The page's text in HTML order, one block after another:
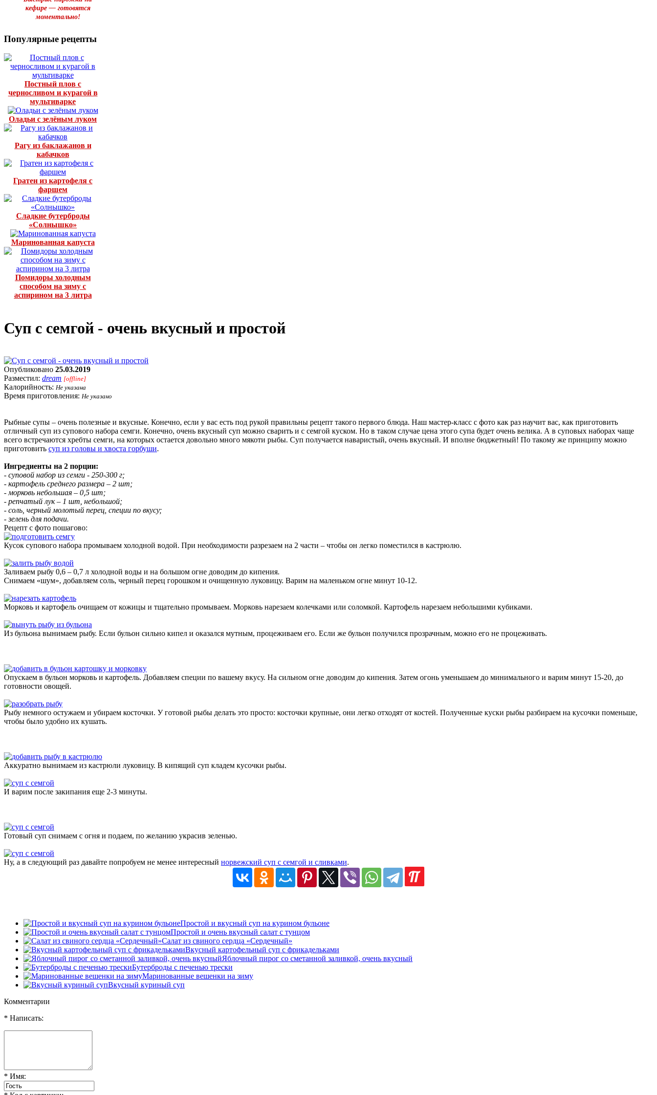
кефире — готовятся
моментально!
Популярные рецепты
Постный плов с
черносливом и курагой в
мультиварке
Оладьи с зелёным луком
Рагу из баклажанов и
кабачков
Гратен из картофеля с
фаршем
Сладкие бутерброды
«Солнышко»
Маринованная капуста
Помидоры холодным
способом на зиму с
аспирином на 3 литра
Суп с семгой - очень вкусный и простой
Опубликовано 25.03.2019
Разместил: dream [offline]
Калорийность: Не указана
Время приготовления: Не указано
Рыбные супы – очень полезные и вкусные. Конечно, если у вас есть под рукой правильны рецепт такого первого блюда. Наш мастер-класс с фото как раз научит вас, как приготовить
отличный суп из супового набора семги. Конечно, очень вкусный суп можно сварить и с семгой куском. Но в таком случае цена этого супа будет очень велика. А в суповых наборах чаще
всего встречаются хребты семги, на которых остается довольно много мякоти рыбы. Суп получается наваристый, очень вкусный. И вполне бюджетный! По такому же принципу можно
приготовить суп из головы и хвоста горбуши.
Ингредиенты на 2 порции:
- суповой набор из семги - 250-300 г;
- картофель среднего размера – 2 шт;
- морковь небольшая – 0,5 шт;
- репчатый лук – 1 шт, небольшой;
- соль, черный молотый перец, специи по вкусу;
- зелень для подачи.
Рецепт с фото пошагово:
Кусок супового набора промываем холодной водой. При необходимости разрезаем на 2 части – чтобы он легко поместился в кастрюлю.
Заливаем рыбу 0,6 – 0,7 л холодной воды и на большом огне доводим до кипения.
Снимаем «шум», добавляем соль, черный перец горошком и очищенную луковицу. Варим на маленьком огне минут 10-12.
Морковь и картофель очищаем от кожицы и тщательно промываем. Морковь нарезаем колечками или соломкой. Картофель нарезаем небольшими кубиками.
Из бульона вынимаем рыбу. Если бульон сильно кипел и оказался мутным, процеживаем его. Если же бульон получился прозрачным, можно его не процеживать.
Опускаем в бульон морковь и картофель. Добавляем специи по вашему вкусу. На сильном огне доводим до кипения. Затем огонь уменьшаем до минимального и варим минут 15-20, до
готовности овощей.
Рыбу немного остужаем и убираем косточки. У готовой рыбы делать это просто: косточки крупные, они легко отходят от костей. Полученные куски рыбы разбираем на кусочки поменьше,
чтобы было удобно их кушать.
Аккуратно вынимаем из кастрюли луковицу. В кипящий суп кладем кусочки рыбы.
И варим после закипания еще 2-3 минуты.
Готовый суп снимаем с огня и подаем, по желанию украсив зеленью.
Ну, а в следующий раз давайте попробуем не менее интересный норвежский суп с семгой и сливками.
Простой и вкусный суп на курином бульоне
Простой и очень вкусный салат с тунцом
Салат из свиного сердца «Сердечный»
Вкусный картофельный суп с фрикадельками
Яблочный пирог со сметанной заливкой, очень вкусный
Бутерброды с печенью трески
Маринованные вешенки на зиму
Вкусный куриный суп
Комментарии
* Написать:
* Имя: